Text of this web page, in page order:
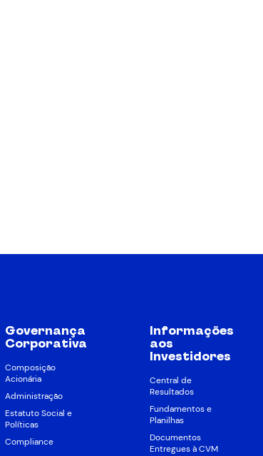
Governança
Corporativa
Composição
Acionária
Administração
Estatuto Social e
Políticas
Compliance
Informações
aos
Investidores
Central de
Resultados
Fundamentos e
Planilhas
Documentos
Entregues à CVM